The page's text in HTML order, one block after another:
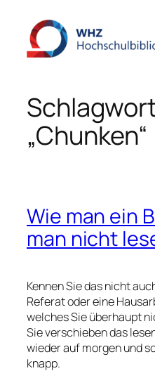
Inhalt
springen
„Chunken“
Wie man ein
man nicht
Kennen Sie das nicht
Referat oder eine
welches Sie überhaupt
Sie verschieben das
wieder auf morgen und
knapp.